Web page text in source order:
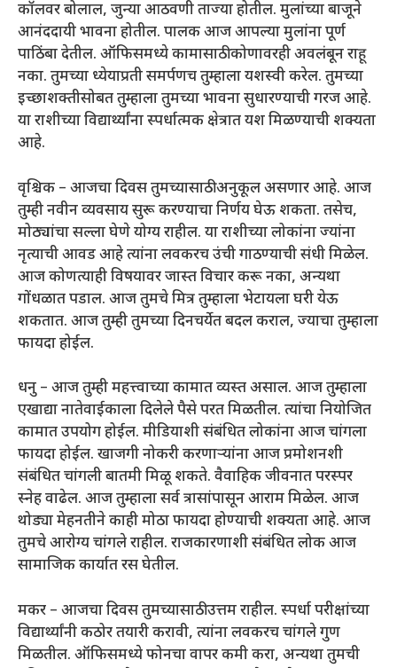
कॉलवर बोलाल, जुन्या आठवणी ताज्या होतील. मुलांच्या बाजूने
आनंददायी भावना होतील. पालक आज आपल्या मुलांना पूर्ण
पाठिंबा देतील. ऑफिसमध्ये कामासाठी कोणावरही अवलंबून राहू
नका. तुमच्या ध्येयाप्रती समर्पणच तुम्हाला यशस्वी करेल. तुमच्या
इच्छाशक्तीसोबत तुम्हाला तुमच्या भावना सुधारण्याची गरज आहे.
या राशीच्या विद्यार्थ्यांना स्पर्धात्मक क्षेत्रात यश मिळण्याची शक्यता
आहे.
वृश्चिक – आजचा दिवस तुमच्यासाठी अनुकूल असणार आहे. आज
तुम्ही नवीन व्यवसाय सुरू करण्याचा निर्णय घेऊ शकता. तसेच,
मोठ्यांचा सल्ला घेणे योग्य राहील. या राशीच्या लोकांना ज्यांना
नृत्याची आवड आहे त्यांना लवकरच उंची गाठण्याची संधी मिळेल.
आज कोणत्याही विषयावर जास्त विचार करू नका, अन्यथा
गोंधळात पडाल. आज तुमचे मित्र तुम्हाला भेटायला घरी येऊ
शकतात. आज तुम्ही तुमच्या दिनचर्येत बदल कराल, ज्याचा तुम्हाला
फायदा होईल.
धनु – आज तुम्ही महत्त्वाच्या कामात व्यस्त असाल. आज तुम्हाला
एखाद्या नातेवाईकाला दिलेले पैसे परत मिळतील. त्यांचा नियोजित
कामात उपयोग होईल. मीडियाशी संबंधित लोकांना आज चांगला
फायदा होईल. खाजगी नोकरी करणाऱ्यांना आज प्रमोशनशी
संबंधित चांगली बातमी मिळू शकते. वैवाहिक जीवनात परस्पर
स्नेह वाढेल. आज तुम्हाला सर्व त्रासांपासून आराम मिळेल. आज
थोड्या मेहनतीने काही मोठा फायदा होण्याची शक्यता आहे. आज
तुमचे आरोग्य चांगले राहील. राजकारणाशी संबंधित लोक आज
सामाजिक कार्यात रस घेतील.
मकर – आजचा दिवस तुमच्यासाठी उत्तम राहील. स्पर्धा परीक्षांच्या
विद्यार्थ्यांनी कठोर तयारी करावी, त्यांना लवकरच चांगले गुण
मिळतील. ऑफिसमध्ये फोनचा वापर कमी करा, अन्यथा तुमची